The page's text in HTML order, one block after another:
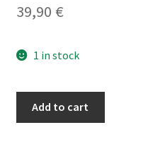
39,90 €
1 in stock
Add to cart